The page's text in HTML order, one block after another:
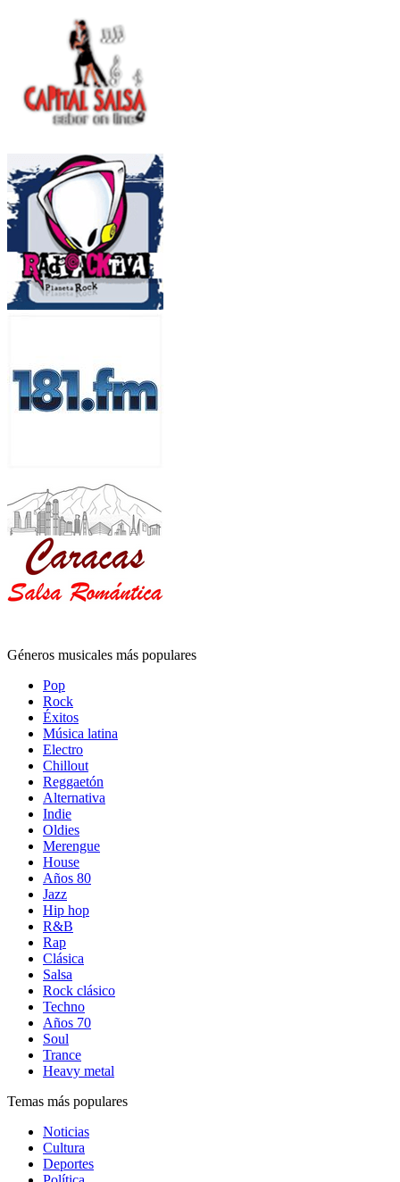
Géneros musicales más populares
Pop
Rock
Éxitos
Música latina
Electro
Chillout
Reggaetón
Alternativa
Indie
Oldies
Merengue
House
Años 80
Jazz
Hip hop
R&B
Rap
Clásica
Salsa
Rock clásico
Techno
Años 70
Soul
Trance
Heavy metal
Temas más populares
Noticias
Cultura
Deportes